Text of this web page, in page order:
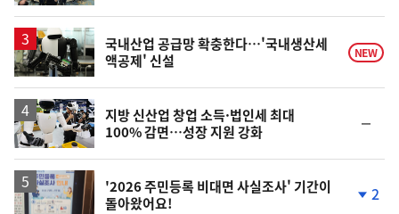
일
국내산업 공급망 확충한다…'국내생산세
액공제' 신설
NEW
지방 신산업 창업 소득·법인세 최대
100% 감면…성장 지원 강화
일
'2026 주민등록 비대면 사실조사' 기간이
돌아왔어요!
2